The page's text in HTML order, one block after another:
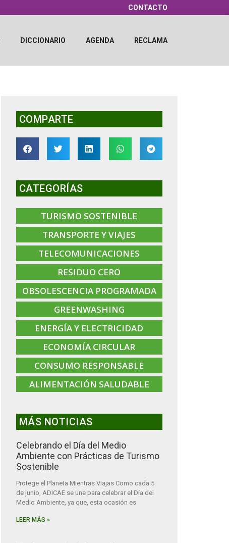
CONTACTO
DICCIONARIO AGENDA RECLAMA
COMPARTE
CATEGORÍAS
TURISMO SOSTENIBLE
TRANSPORTE Y VIAJES
TELECOMUNICACIONES
RESIDUO CERO
OBSOLESCENCIA PROGRAMADA
GREENWASHING
ENERGÍA Y ELECTRICIDAD
ECONOMÍA CIRCULAR
CONSUMO RESPONSABLE
ALIMENTACIÓN SALUDABLE
MÁS NOTICIAS
Celebrando el Día del Medio
Ambiente con Prácticas de Turismo
Sostenible
Protege el Planeta Mientras Viajas Como cada 5
de junio, ADICAE se une para celebrar el Día del
Medio Ambiente, ya que, esta ocasión es
LEER MÁS »